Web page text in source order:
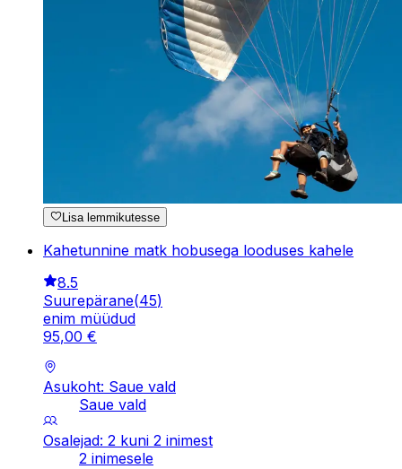
Lisa lemmikutesse
Kahetunnine matk hobusega looduses kahele
8.5
Suurepärane(45)
enim müüdud
95,00 €
Asukoht: Saue vald
Saue vald
Osalejad: 2 kuni 2 inimest
2 inimesele